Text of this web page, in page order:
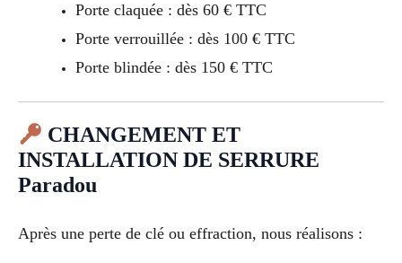
Porte claquée : dès 60 € TTC
Porte verrouillée : dès 100 € TTC
Porte blindée : dès 150 € TTC
CHANGEMENT ET
INSTALLATION DE SERRURE
Paradou
Après une perte de clé ou effraction, nous réalisons :